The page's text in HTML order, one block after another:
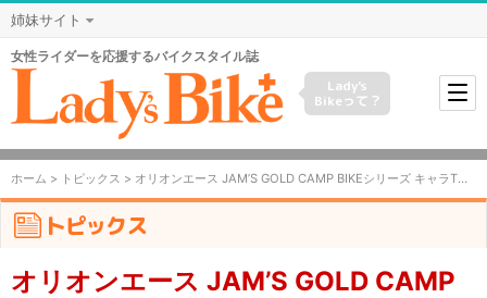
姉妹サイト
女性ライダーを応援するバイクスタイル誌
Lady's
Bikeって？
ホーム > トピックス > オリオンエース JAM’S GOLD CAMP BIKEシリーズ キャラT発売
トピックス
オリオンエース JAM’S GOLD CAMP